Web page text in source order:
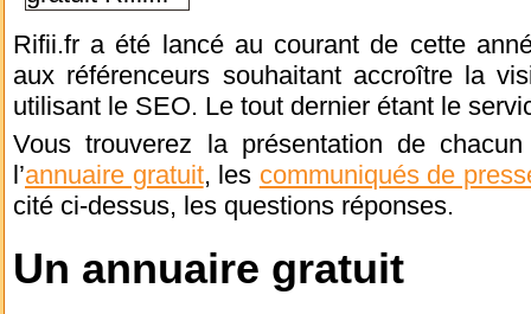
Rifii.fr a été lancé au courant de cette
aux référenceurs souhaitant accroître la
utilisant le SEO. Le tout dernier étant le
Vous trouverez la présentation de
l’annuaire gratuit, les communiqués de
cité ci-dessus, les questions réponses.
Un annuaire gratuit